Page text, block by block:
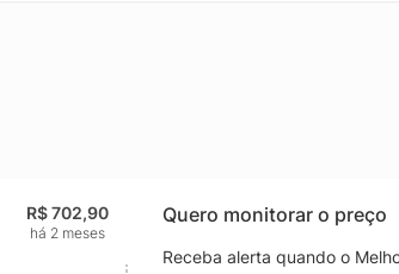
R$ 702,90
há 2 meses
Quero monitorar o preço
Receba alerta quando o